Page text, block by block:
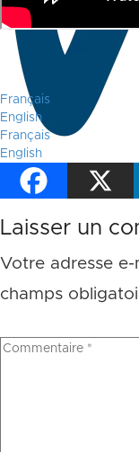
Français
English
Français
English
Laisser un
Votre adresse e-
champs